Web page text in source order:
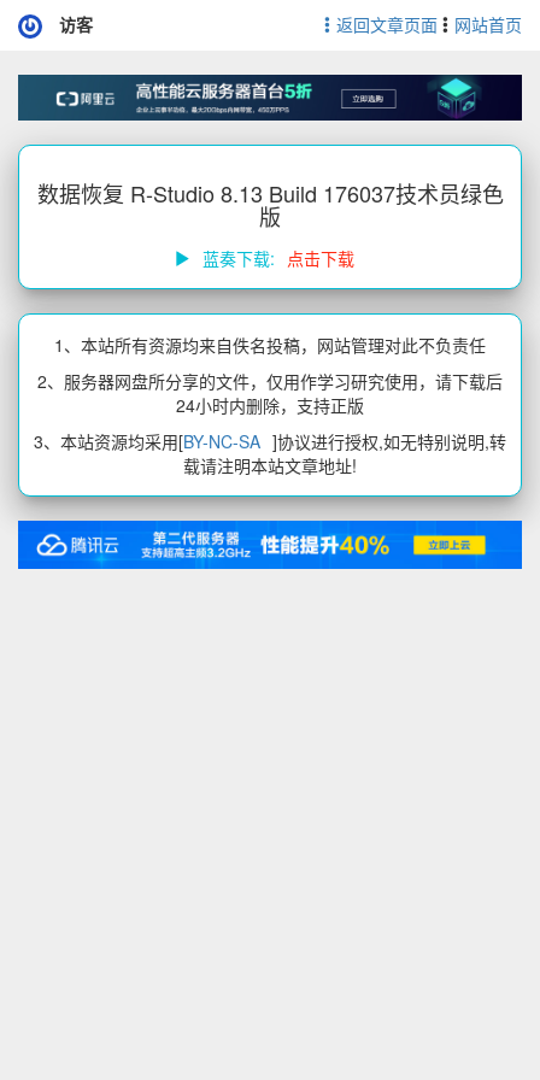
访客 返回文章页面 网站首页
数据恢复 R-Studio 8.13 Build 176037技术员绿色
版
蓝奏下载: 点击下载
1、本站所有资源均来自佚名投稿，网站管理对此不负责任
2、服务器网盘所分享的文件，仅用作学习研究使用，请下载后
24小时内删除，支持正版
3、本站资源均采用[BY-NC-SA ]协议进行授权,如无特别说明,转
载请注明本站文章地址!